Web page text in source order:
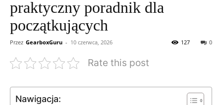
praktyczny poradnik dla
początkujących
Przez GearboxGuru - 10 czerwca, 2026 0
127
Rate this post
Nawigacja: